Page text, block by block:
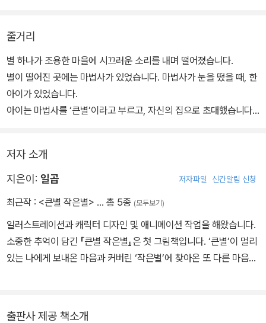
한 편의 애니메이션 같은 이 책은, 우리가 바로 그 주인공이다. 꼭 가
족의 이야기가 아닐 수도 있다. 살면서 우리는 고마운 사람들을 많이
만나게 된다. 그 고마움은 아마도 묵묵히 나를 위한 상대의 배려와 이
해에 대한 보답의 마음일 것이다.
줄거리
별 하나가 조용한 마을에 시끄러운 소리를 내며 떨어졌습니다.
별이 떨어진 곳에는 마법사가 있었습니다. 마법사가 눈을 떴을 때, 한
아이가 있었습니다.
아이는 마법사를 ‘큰별’이라고 부르고, 자신의 집으로 초대했습니다.
은 시간을 보냈지요.
어느 날, 아이는 넓은 세계가 궁금하다고 했습니다.
저자 소개
지은이: 일곱 저자파일 신간알림 신청
최근작 : <큰별 작은별> … 총 5종 (모두보기)
일러스트레이션과 캐릭터 디자인 및 애니메이션 작업을 해왔습니다.
소중한 추억이 담긴 『큰별 작은별』은 첫 그림책입니다. ‘큰별’이 멀리
있는 나에게 보내온 마음과 커버린 ‘작은별’에 찾아온 또 다른 마음을
출판사 제공 책소개